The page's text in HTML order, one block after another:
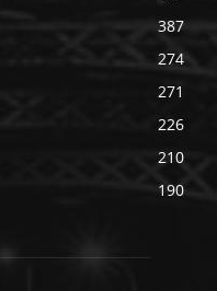
387
274
271
226
210
190